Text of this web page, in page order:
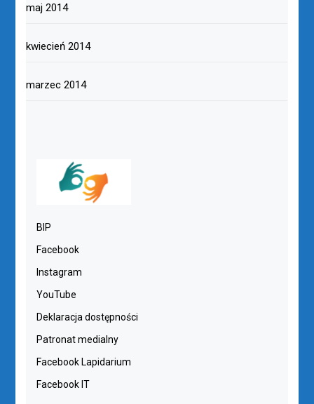
maj 2014
kwiecień 2014
marzec 2014
BIP
Facebook
Instagram
YouTube
Deklaracja dostępności
Patronat medialny
Facebook Lapidarium
Facebook IT